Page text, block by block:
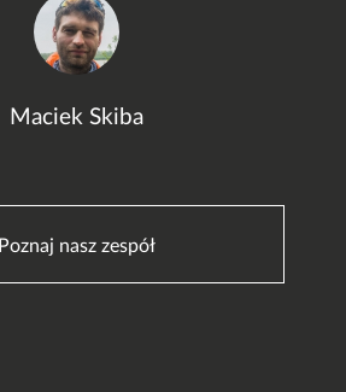
Maciek Skiba
Poznaj nasz zespół